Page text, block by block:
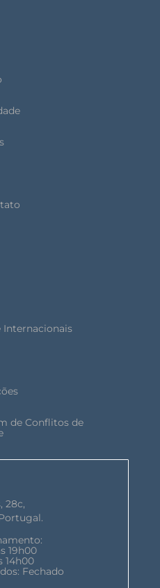
Internacionais
de Conflitos de
28c,
19h00
14h00
Fechado